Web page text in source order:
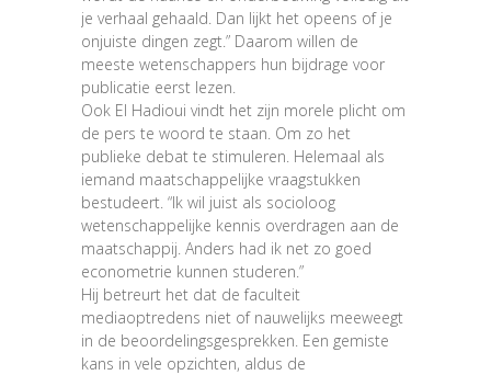
je verhaal gehaald. Dan lijkt het opeens of je
onjuiste dingen zegt.” Daarom willen de
meeste wetenschappers hun bijdrage voor
publicatie eerst lezen.
Ook El Hadioui vindt het zijn morele plicht om
de pers te woord te staan. Om zo het
publieke debat te stimuleren. Helemaal als
iemand maatschappelijke vraagstukken
bestudeert. “Ik wil juist als socioloog
wetenschappelijke kennis overdragen aan de
maatschappij. Anders had ik net zo goed
econometrie kunnen studeren.”
Hij betreurt het dat de faculteit
mediaoptredens niet of nauwelijks meeweegt
in de beoordelingsgesprekken. Een gemiste
kans in vele opzichten, aldus de